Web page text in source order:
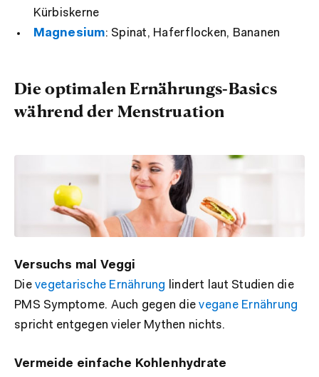
Kürbiskerne
Magnesium: Spinat, Haferflocken, Bananen
Die optimalen Ernährungs-Basics
während der Menstruation
Versuchs mal Veggi
Die vegetarische Ernährung lindert laut Studien die
PMS Symptome. Auch gegen dievegane Ernährung
spricht entgegen vieler Mythen nichts.
Vermeide einfache Kohlenhydrate